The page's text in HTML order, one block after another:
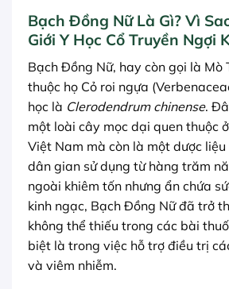
Bạch Đồng Nữ Là Gì? Vì
Giới Y Học Cổ Truyền Ngợi
Bạch Đồng Nữ, hay còn gọi là Mò
thuộc họ Cỏ roi ngựa
học là Clerodendrum chinense.
một loài cây mọc dại quen thuộc
Việt Nam mà còn là một dược
dân gian sử dụng từ hàng trăm
ngoài khiêm tốn nhưng ẩn chứa
kinh ngạc, Bạch Đồng Nữ đã trở
không thể thiếu trong các bài
biệt là trong việc hỗ trợ điều trị
và viêm nhiễm.